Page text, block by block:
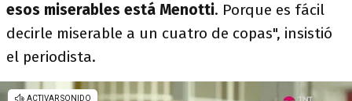
esos miserables está Menotti. Porque es fácil
decirle miserable a un cuatro de copas", insistió
el periodista.